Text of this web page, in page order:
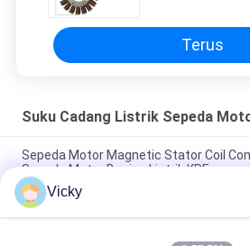
Terus
Suku Cadang Listrik Sepeda
Sepeda Motor Magnetic Stator Coil
Sepeda Motor Bagian Listrik KRF
Konektor Relay Sepeda Motor Listrik
B2B Kinerja Baik Pria 6.3mm
Vicky